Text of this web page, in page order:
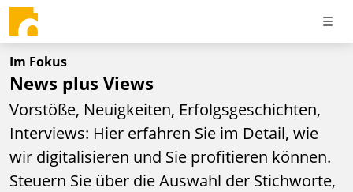
Im Fokus
News plus Views
Vorstöße, Neuigkeiten, Erfolgsgeschichten,
Interviews: Hier erfahren Sie im Detail, wie
wir digitalisieren und Sie profitieren können.
Steuern Sie über die Auswahl der Stichworte,